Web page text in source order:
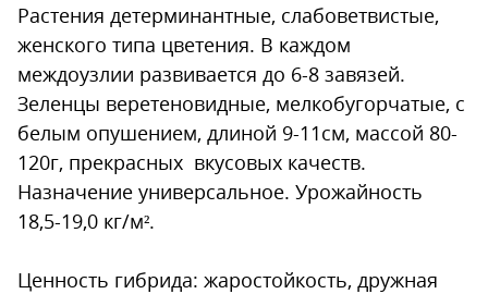
Растения детерминантные, слабоветвистые,
женского типа цветения. В каждом
междоузлии развивается до 6-8 завязей.
Зеленцы веретеновидные, мелкобугорчатые, с
белым опушением, длиной 9-11см, массой 80-
120г, прекрасных вкусовых качеств.
Назначение универсальное. Урожайность
18,5-19,0 кг/м².
Ценность гибрида: жаростойкость, дружная